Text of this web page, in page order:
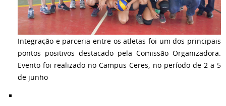
Integração e parceria entre os atletas foi um dos principais
pontos positivos destacado pela Comissão Organizadora.
Evento foi realizado no Campus Ceres, no período de 2 a 5
de junho